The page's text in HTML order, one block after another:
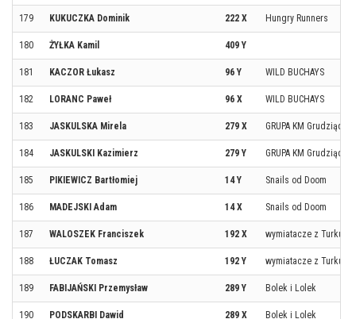
179 KUKUCZKA Dominik 222 X Hungry Runners
180 ŻYŁKA Kamil 409 Y
181 KACZOR Łukasz 96 Y WILD BUCHAYS
182 LORANC Paweł 96 X WILD BUCHAYS
183 JASKULSKA Mirela 279 X GRUPA KM Grudziądz
184 JASKULSKI Kazimierz 279 Y GRUPA KM Grudziądz
185 PIKIEWICZ Bartłomiej 14 Y Snails od Doom
186 MADEJSKI Adam 14 X Snails od Doom
187 WALOSZEK Franciszek 192 X wymiatacze z Turku
188 ŁUCZAK Tomasz 192 Y wymiatacze z Turku
189 FABIJAŃSKI Przemysław 289 Y Bolek i Lolek
190 PODSKARBI Dawid 289 X Bolek i Lolek